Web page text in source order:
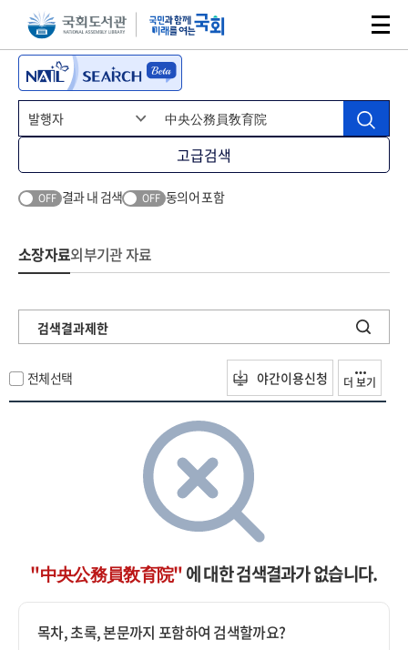
본문 바로가기주메뉴 바로가기
고급검색
OFF 결과 내 검색 OFF 동의어 포함
소장자료외부기관 자료
검색결과제한
전체선택 야간이용신청 더 보기
"中央公務員敎育院"에 대한 검색결과가 없습니다.
목차, 초록, 본문까지 포함하여 검색할까요?